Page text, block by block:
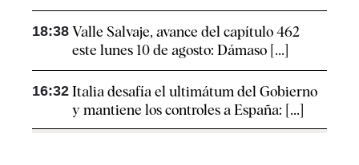
18:38 Valle Salvaje, avance del capítulo 462
este lunes 10 de agosto: Dámaso [...]
16:32 Italia desafía el ultimátum del Gobierno
y mantiene los controles a España: [...]